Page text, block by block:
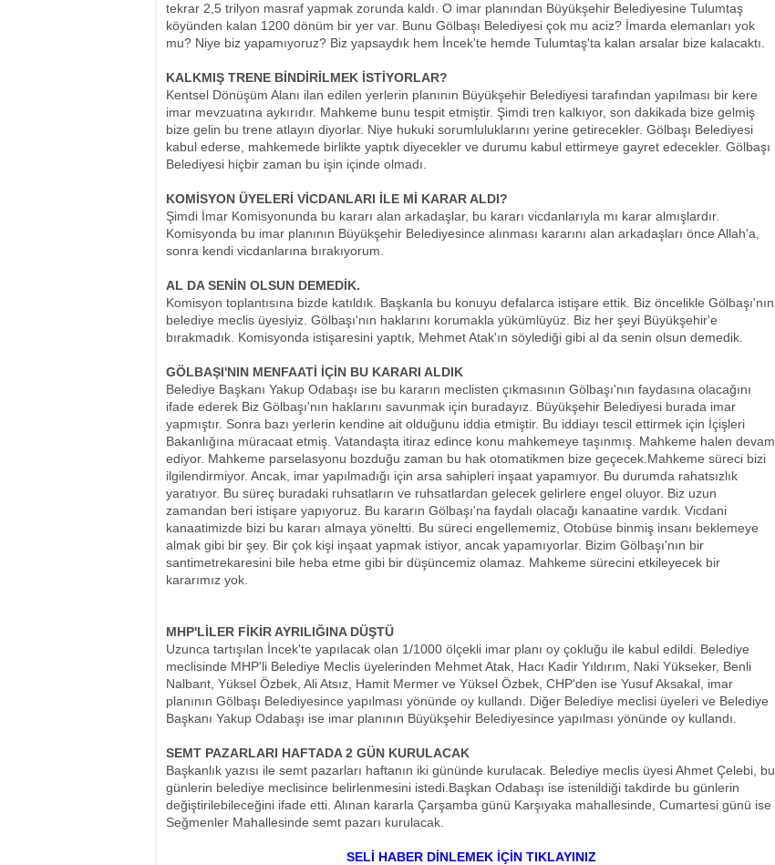
tekrar 2,5 trilyon masraf yapmak zorunda kaldı. O imar planından Büyükşehir Belediyesine Tulumtaş
köyünden kalan 1200 dönüm bir yer var. Bunu Gölbaşı Belediyesi çok mu aciz? İmarda elemanları yok
mu? Niye biz yapamıyoruz? Biz yapsaydık hem İncek'te hemde Tulumtaş'ta kalan arsalar bize kalacaktı.
KALKMIŞ TRENE BİNDİRİLMEK İSTİYORLAR?
Kentsel Dönüşüm Alanı ilan edilen yerlerin planının Büyükşehir Belediyesi tarafından yapılması bir kere
imar mevzuatına aykırıdır. Mahkeme bunu tespit etmiştir. Şimdi tren kalkıyor, son dakikada bize gelmiş
bize gelin bu trene atlayın diyorlar. Niye hukuki sorumluluklarını yerine getirecekler. Gölbaşı Belediyesi
kabul ederse, mahkemede birlikte yaptık diyecekler ve durumu kabul ettirmeye gayret edecekler. Gölbaşı
Belediyesi hiçbir zaman bu işin içinde olmadı.
KOMİSYON ÜYELERİ VİCDANLARI İLE Mİ KARAR ALDI?
Şimdi İmar Komisyonunda bu kararı alan arkadaşlar, bu kararı vicdanlarıyla mı karar almışlardır.
Komisyonda bu imar planının Büyükşehir Belediyesince alınması kararını alan arkadaşları önce Allah'a,
sonra kendi vicdanlarına bırakıyorum.
AL DA SENİN OLSUN DEMEDİK.
Komisyon toplantısına bizde katıldık. Başkanla bu konuyu defalarca istişare ettik. Biz öncelikle Gölbaşı'nın
belediye meclis üyesiyiz. Gölbaşı'nın haklarını korumakla yükümlüyüz. Biz her şeyi Büyükşehir'e
bırakmadık. Komisyonda istişaresini yaptık, Mehmet Atak'ın söylediği gibi al da senin olsun demedik.
GÖLBAŞI'NIN MENFAATİ İÇİN BU KARARI ALDIK
Belediye Başkanı Yakup Odabaşı ise bu kararın meclisten çıkmasının Gölbaşı'nın faydasına olacağını
ifade ederek Biz Gölbaşı'nın haklarını savunmak için buradayız. Büyükşehir Belediyesi burada imar
yapmıştır. Sonra bazı yerlerin kendine ait olduğunu iddia etmiştir. Bu iddiayı tescil ettirmek için İçişleri
Bakanlığına müracaat etmiş. Vatandaşta itiraz edince konu mahkemeye taşınmış. Mahkeme halen devam
ediyor. Mahkeme parselasyonu bozduğu zaman bu hak otomatikmen bize geçecek.Mahkeme süreci bizi
ilgilendirmiyor. Ancak, imar yapılmadığı için arsa sahipleri inşaat yapamıyor. Bu durumda rahatsızlık
yaratıyor. Bu süreç buradaki ruhsatların ve ruhsatlardan gelecek gelirlere engel oluyor. Biz uzun
zamandan beri istişare yapıyoruz. Bu kararın Gölbaşı'na faydalı olacağı kanaatine vardık. Vicdani
kanaatimizde bizi bu kararı almaya yöneltti. Bu süreci engellememiz, Otobüse binmiş insanı beklemeye
almak gibi bir şey. Bir çok kişi inşaat yapmak istiyor, ancak yapamıyorlar. Bizim Gölbaşı'nın bir
santimetrekaresini bile heba etme gibi bir düşüncemiz olamaz. Mahkeme sürecini etkileyecek bir
kararımız yok.
MHP'LİLER FİKİR AYRILIĞINA DÜŞTÜ
Uzunca tartışılan İncek'te yapılacak olan 1/1000 ölçekli imar planı oy çokluğu ile kabul edildi. Belediye
meclisinde MHP'li Belediye Meclis üyelerinden Mehmet Atak, Hacı Kadir Yıldırım, Naki Yükseker, Benli
Nalbant, Yüksel Özbek, Ali Atsız, Hamit Mermer ve Yüksel Özbek, CHP'den ise Yusuf Aksakal, imar
planının Gölbaşı Belediyesince yapılması yönünde oy kullandı. Diğer Belediye meclisi üyeleri ve Belediye
Başkanı Yakup Odabaşı ise imar planının Büyükşehir Belediyesince yapılması yönünde oy kullandı.
SEMT PAZARLARI HAFTADA 2 GÜN KURULACAK
Başkanlık yazısı ile semt pazarları haftanın iki gününde kurulacak. Belediye meclis üyesi Ahmet Çelebi, bu
günlerin belediye meclisince belirlenmesini istedi.Başkan Odabaşı ise istenildiği takdirde bu günlerin
değiştirilebileceğini ifade etti. Alınan kararla Çarşamba günü Karşıyaka mahallesinde, Cumartesi günü ise
Seğmenler Mahallesinde semt pazarı kurulacak.
SELİ HABER DİNLEMEK İÇİN TIKLAYINIZ